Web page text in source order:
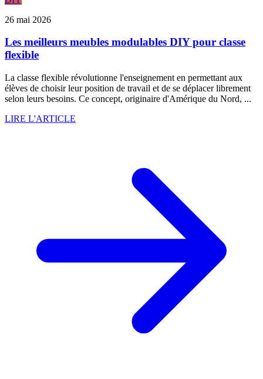
26 mai 2026
Les meilleurs meubles modulables DIY pour classe
flexible
La classe flexible révolutionne l'enseignement en permettant aux
élèves de choisir leur position de travail et de se déplacer librement
selon leurs besoins. Ce concept, originaire d'Amérique du Nord, ...
LIRE L'ARTICLE